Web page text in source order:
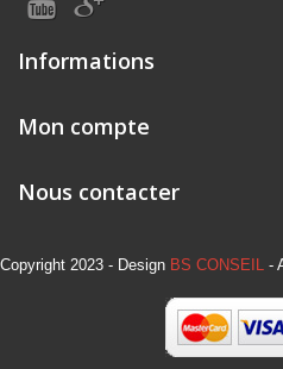
Informations
Mon compte
Nous contacter
Copyright 2023 - Design BS CONSEIL -